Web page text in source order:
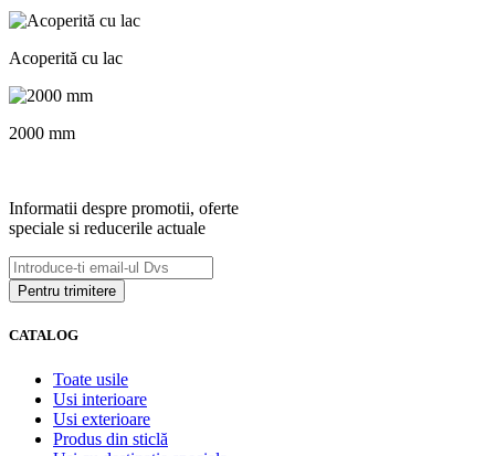
Acoperită cu lac
2000 mm
Informatii despre promotii, oferte
speciale si reducerile actuale
CATALOG
Toate usile
Usi interioare
Usi exterioare
Produs din sticlă